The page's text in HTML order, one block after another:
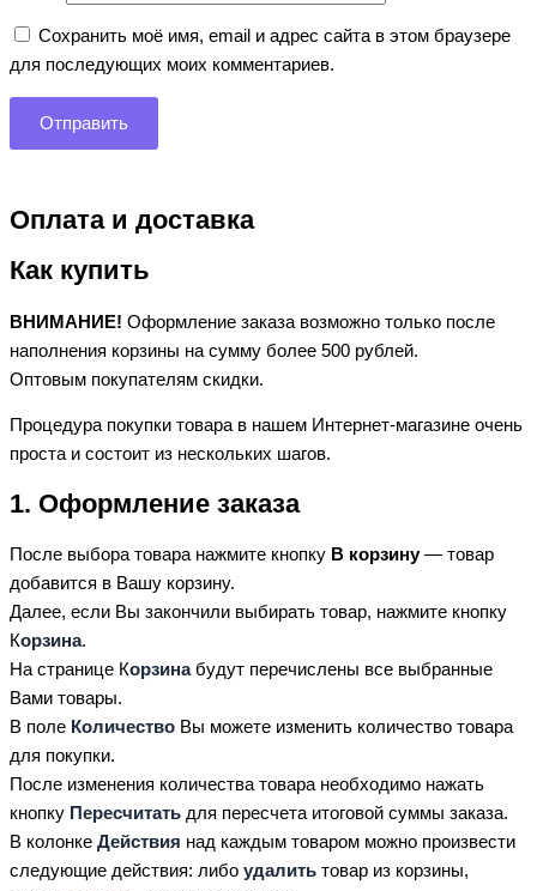
Сохранить моё имя, email и адрес сайта в этом браузере
для последующих моих комментариев.
Оплата и доставка
Как купить
ВНИМАНИЕ! Оформление заказа возможно только после
наполнения корзины на сумму более 500 рублей.
Оптовым покупателям скидки.
Процедура покупки товара в нашем Интернет-магазине очень
проста и состоит из нескольких шагов.
1. Оформление заказа
После выбора товара нажмите кнопку В корзину— товар
добавится в Вашу корзину.
Далее, если Вы закончили выбирать товар, нажмите кнопку
Корзина.
На странице Корзинабудут перечислены все выбранные
Вами товары.
В поле Количество Вы можете изменить количество товара
для покупки.
После изменения количества товара необходимо нажать
кнопку Пересчитать для пересчета итоговой суммы заказа.
В колонке Действия над каждым товаром можно произвести
следующие действия: либо удалить товар из корзины,